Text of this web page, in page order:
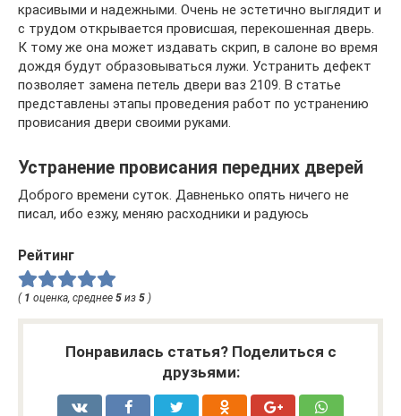
красивыми и надежными. Очень не эстетично выглядит и
с трудом открывается провисшая, перекошенная дверь.
К тому же она может издавать скрип, в салоне во время
дождя будут образовываться лужи. Устранить дефект
позволяет замена петель двери ваз 2109. В статье
представлены этапы проведения работ по устранению
провисания двери своими руками.
Устранение провисания передних дверей
Доброго времени суток. Давненько опять ничего не
писал, ибо езжу, меняю расходники и радуюсь
Рейтинг
( 1 оценка, среднее 5 из 5 )
Понравилась статья? Поделиться с
друзьями: